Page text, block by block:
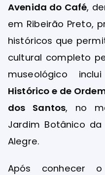
Avenida do Café,
em Ribeirão Preto,
históricos que
cultural completo
museológico
Histórico e de
dos Santos, no
Jardim Botânico
Alegre.
Após conhecer